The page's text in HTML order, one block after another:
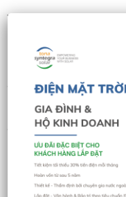
Välj en dämpad palett
Klara, starka färger
nyanser ger en
kompletterar
och beige kan ge en
Mönster bör
ett diskret mönster
rörigt. Satsa på
naturinspirerade
inredning.